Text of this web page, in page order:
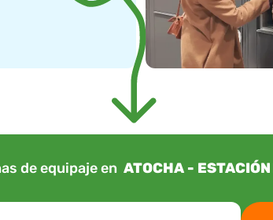
de equipaje en ATOCHA - ESTACIÓN